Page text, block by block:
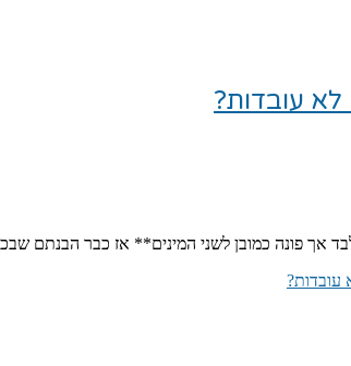
עובדות?
אך פונה כמובן לשני המינים** אז כבר הבנתם
עובדות?